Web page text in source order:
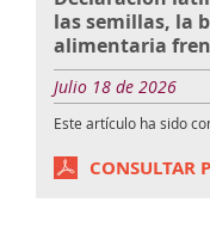
las semillas, la
alimentaria
Julio 18 de 2026
Este artículo ha sido
CONSULTAR